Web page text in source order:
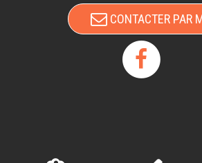
CONTACTER PAR